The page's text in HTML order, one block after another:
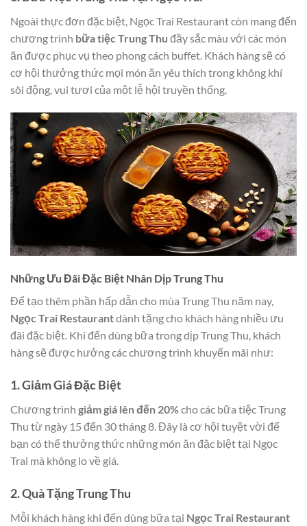
Ngoài thực đơn đặc biệt, Ngọc Trai Restaurant còn mang đến
chương trình bữa tiệc Trung Thu đầy sắc màu với các món
ăn được phục vụ theo phong cách buffet. Khách hàng sẽ có
cơ hội thưởng thức mọi món ăn yêu thích trong không khí
sôi động, vui tươi của một lễ hội truyền thống.
Những Ưu Đãi Đặc Biệt Nhân Dịp Trung Thu
Để tạo thêm phần hấp dẫn cho mùa Trung Thu năm nay,
Ngọc Trai Restaurantdành tặng cho khách hàng nhiều ưu
đãi đặc biệt. Khi đến dùng bữa trong dịp Trung Thu, khách
hàng sẽ được hưởng các chương trình khuyến mãi như:
1. Giảm Giá Đặc Biệt
Chương trình giảm giá lên đến 20%cho các bữa tiệc Trung
Thu từ ngày 15 đến 30 tháng 8. Đây là cơ hội tuyệt vời để
bạn có thể thưởng thức những món ăn đặc biệt tại Ngọc
Trai mà không lo về giá.
2. Quà Tặng Trung Thu
Mỗi khách hàng khi đến dùng bữa tại Ngọc Trai Restaurant